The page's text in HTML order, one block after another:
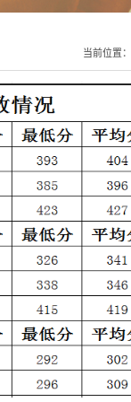
当前位置：